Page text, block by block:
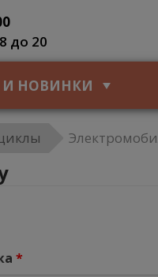
до 20
И НОВИНКИ